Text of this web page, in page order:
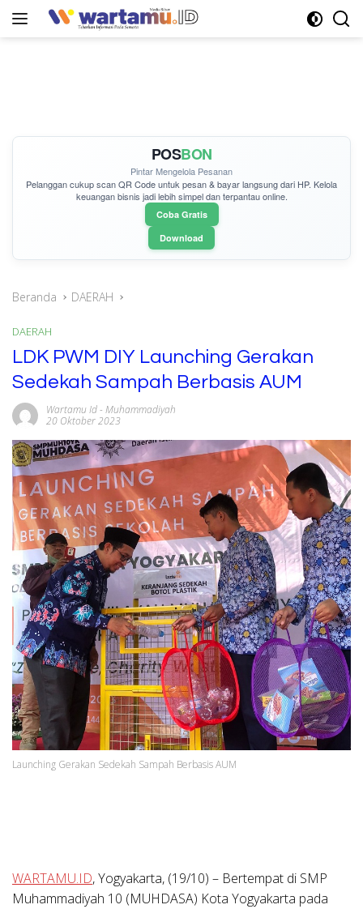
POSBON
Pintar Mengelola Pesanan
Pelanggan cukupscan QR Codeuntuk pesan & bayar langsung dari HP. Kelola
keuangan bisnis jadi lebih simpel dan terpantau online.
Coba Gratis
Download
Beranda DAERAH
DAERAH
LDK PWM DIY Launching Gerakan
Sedekah Sampah Berbasis AUM
Wartamu Id- Muhammadiyah
20 Oktober 2023
Launching Gerakan Sedekah Sampah Berbasis AUM
WARTAMU.ID, Yogyakarta, (19/10) – Bertempat di SMP
Muhammadiyah 10 (MUHDASA) Kota Yogyakarta pada